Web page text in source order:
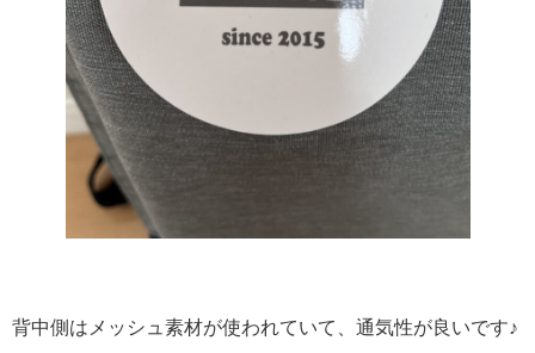
背中側はメッシュ素材が使われていて、通気性が良いです♪